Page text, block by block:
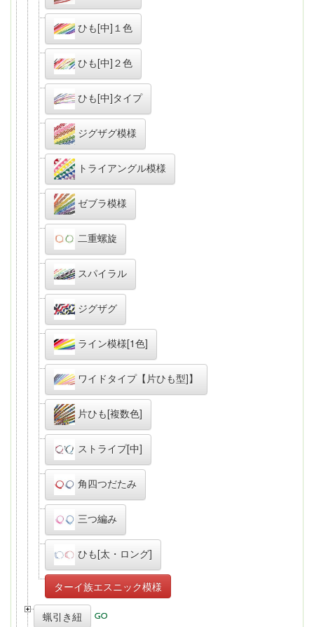
ひも[中]１色
ひも[中]２色
ひも[中]タイプ
ジグザグ模様
トライアングル模様
ゼブラ模様
二重螺旋
スパイラル
ジグザグ
ライン模様[1色]
ワイドタイプ【片ひも型]】
片ひも[複数色]
ストライプ[中]
角四つだたみ
三つ編み
ひも[太・ロング]
ターイ族エスニック模様
蝋引き紐